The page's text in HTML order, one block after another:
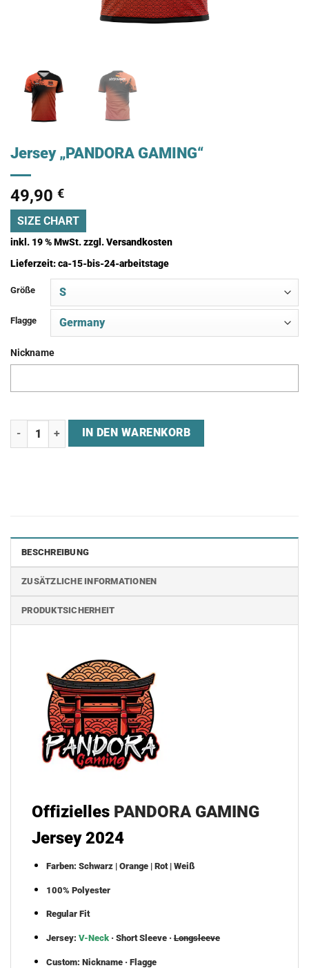
Jersey „PANDORA GAMING“
49,90 €
SIZE CHART
inkl. 19 % MwSt.zzgl.Versandkosten
Lieferzeit:ca-15-bis-24-arbeitstage
Größe
Flagge
Nickname
Jersey "PANDORA GAMING" Menge
IN DEN WARENKORB
BESCHREIBUNG
ZUSÄTZLICHE INFORMATIONEN
PRODUKTSICHERHEIT
Offizielles PANDORA GAMING
Jersey 2024
Farben: Schwarz | Orange | Rot | Weiß
100% Polyester
Regular Fit
Jersey: V-Neck· Short Sleeve ·Longsleeve
Custom: Nickname · Flagge